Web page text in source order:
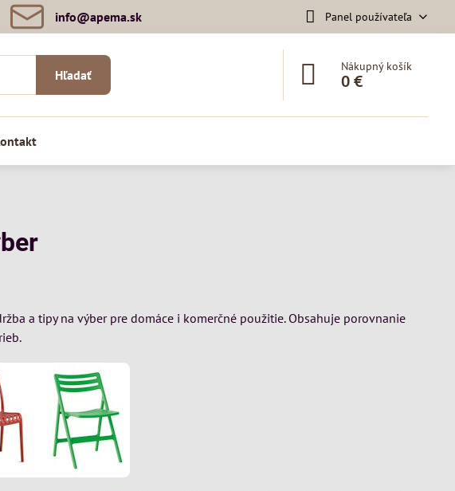
info​@apema​.sk Panel používateľa
Hľadať
Nákupný košík
0 €
a tipy na výber pre domáce i komerčné použitie. Obsahuje porovnanie